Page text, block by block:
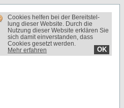
Cookies helfen bei der Bereit­stel­
lung dieser Website. Durch die
Nutzung dieser Website erklären Sie
sich damit einverstanden, dass
Cookies gesetzt werden.
Mehr erfahren
OK